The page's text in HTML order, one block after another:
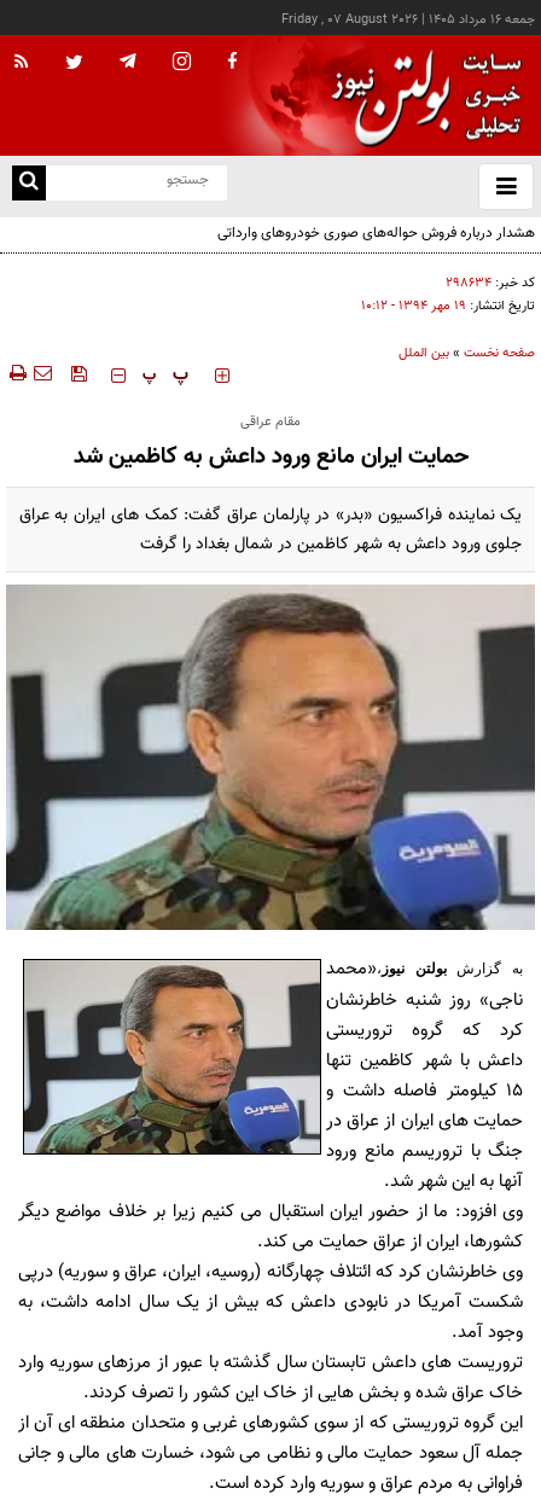
جمعه ۱۶ مرداد ۱۴۰۵ |
Friday , 07 August 2026
باز
و
هشدار درباره فروش حواله‌های صوری خودروهای وارداتی
کد خبر: ۲۹۸۶۳۴
تاریخ انتشار: ۱۹ مهر ۱۳۹۴ - ۱۰:۱۲
صفحه نخست »بین الملل
‍‍‍ پ پ
مقام عراقی
حمایت ایران مانع ورود داعش به کاظمین شد
یک نماینده فراکسیون «بدر» در پارلمان عراق گفت: کمک های ایران به عراق
جلوی ورود داعش به شهر کاظمین در شمال بغداد را گرفت
به گزارشبولتن نیوز ،«محمد
ناجی» روز شنبه خاطرنشان
کرد که گروه تروریستی
داعش با شهر کاظمین تنها
15 کیلومتر فاصله داشت و
حمایت های ایران از عراق در
جنگ با تروریسم مانع ورود
آنها به این شهر شد.
وی افزود: ما از حضور ایران استقبال می کنیم زیرا بر خلاف مواضع دیگر
کشورها، ایران از عراق حمایت می کند.
وی خاطرنشان کرد که ائتلاف چهارگانه (روسیه، ایران، عراق و سوریه) درپی
شکست آمریکا در نابودی داعش که بیش از یک سال ادامه داشت، به
وجود آمد.
تروریست های داعش تابستان سال گذشته با عبور از مرزهای سوریه وارد
خاک عراق شده و بخش هایی از خاک این کشور را تصرف کردند.
این گروه تروریستی که از سوی کشورهای غربی و متحدان منطقه ای آن از
جمله آل سعود حمایت مالی و نظامی می شود، خسارت های مالی و جانی
فراوانی به مردم عراق و سوریه وارد کرده است.